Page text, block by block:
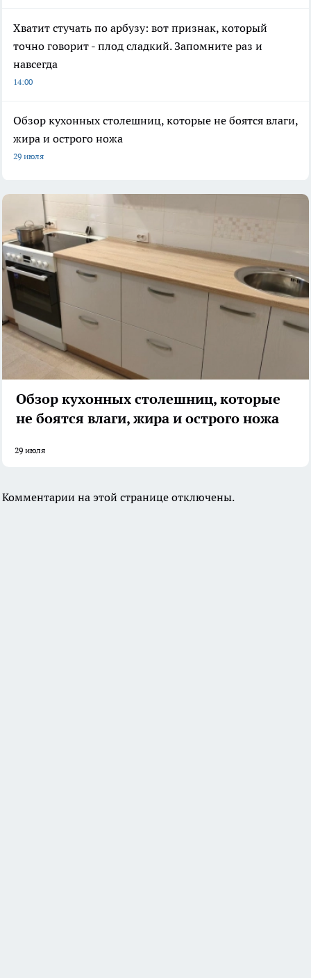
Хватит стучать по арбузу: вот признак, который
точно говорит - плод сладкий. Запомните раз и
навсегда
14:00
Обзор кухонных столешниц, которые не боятся влаги,
жира и острого ножа
29 июля
Обзор кухонных столешниц, которые
не боятся влаги, жира и острого ножа
29 июля
Комментарии на этой странице отключены.